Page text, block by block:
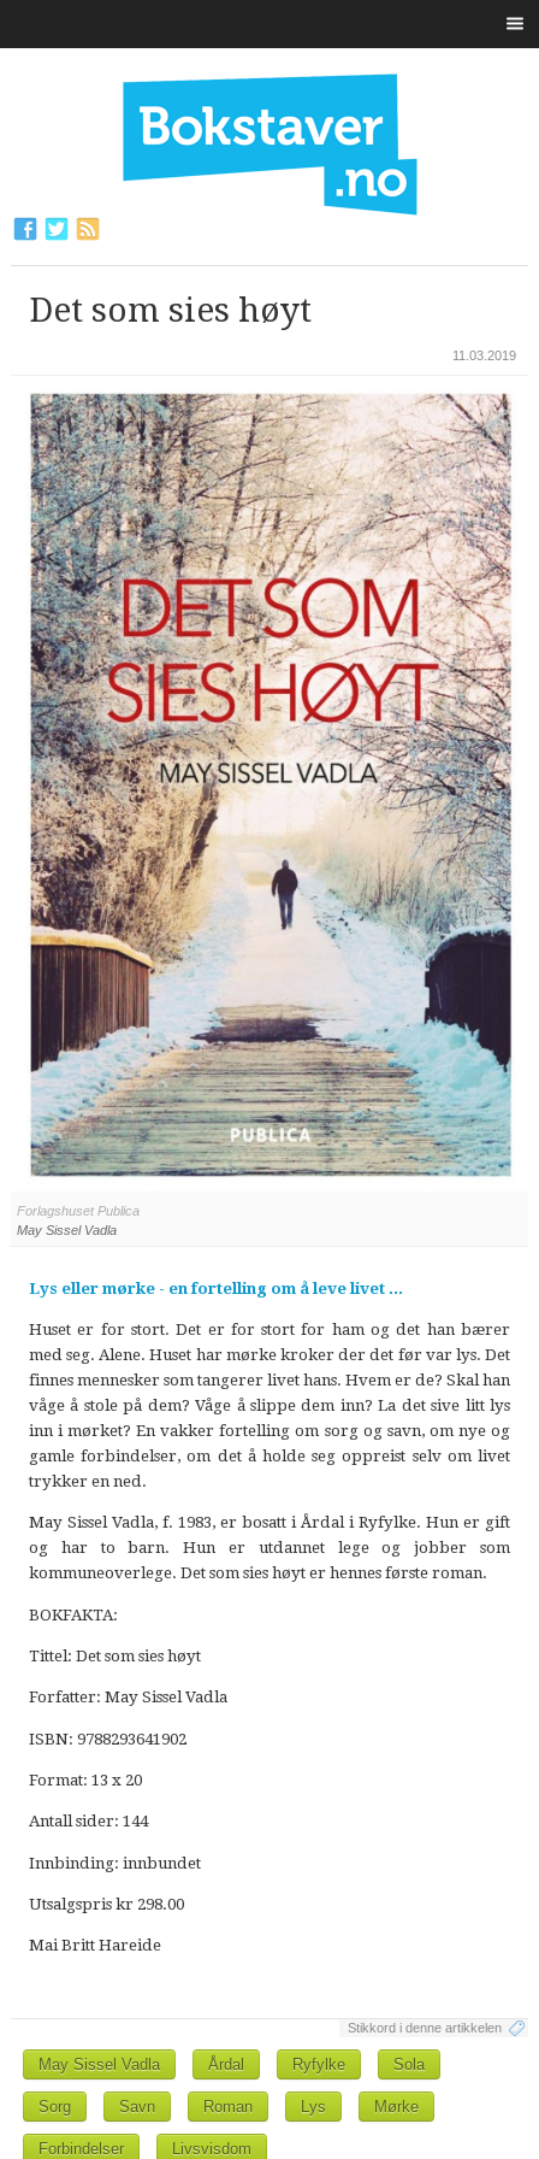
Det som sies høyt
11.03.2019
Forlagshuset Publica
May Sissel Vadla
Lys eller mørke - en fortelling om å leve livet ...
Huset er for stort. Det er for stort for ham og det han bærer
med seg. Alene. Huset har mørke kroker der det før var lys. Det
finnes mennesker som tangerer livet hans. Hvem er de? Skal han
våge å stole på dem? Våge å slippe dem inn? La det sive litt lys
inn i mørket? En vakker fortelling om sorg og savn, om nye og
gamle forbindelser, om det å holde seg oppreist selv om livet
trykker en ned.
May Sissel Vadla, f. 1983, er bosatt i Årdal i Ryfylke. Hun er gift
og har to barn. Hun er utdannet lege og jobber som
kommuneoverlege. Det som sies høyt er hennes første roman.
BOKFAKTA:
Tittel: Det som sies høyt
Forfatter: May Sissel Vadla
ISBN: 9788293641902
Format: 13 x 20
Antall sider: 144
Innbinding: innbundet
Utsalgspris kr 298.00
Mai Britt Hareide
Stikkord i denne artikkelen
May Sissel Vadla Årdal Ryfylke Sola
Sorg Savn Roman Lys Mørke
Forbindelser Livsvisdom